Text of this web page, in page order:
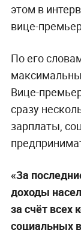
этом в
вице-
По его
Вице-
сразу
зарплаты,
«За
доходы
за счёт всех
социальных